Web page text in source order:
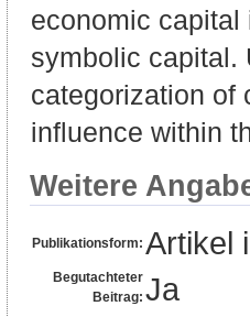
economic
symbolic capital.
categorization of
influence within
Weitere
Publikationsform: Artikel
Begutachteter
Beitrag: Ja